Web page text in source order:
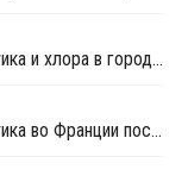
INOVYN возобновила производство каустика и хлора в городе Таво
INOVYN возобновила производство каустика во Франции после ремонта